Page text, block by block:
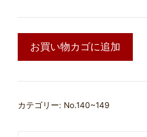
お買い物カゴに追加
カテゴリー: No.140~149